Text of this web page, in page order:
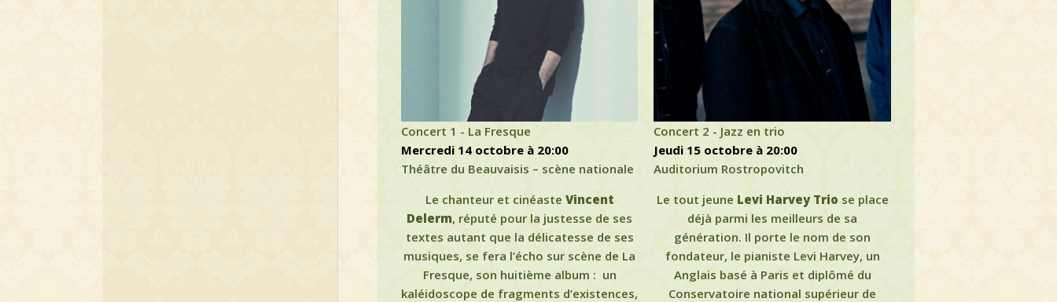
Concert 1 - La Fresque
mercredi 14 octobre à 20:00
Théâtre du Beauvaisis – scène nationale
Le chanteur et cinéaste Vincent
Delerm, réputé pour la justesse de ses
textes autant que la délicatesse de ses
musiques, se fera l’écho sur scène de La
Fresque, son huitième album : un
kaléidoscope de fragments d’existences,
Concert 2 - Jazz en trio
jeudi 15 octobre à 20:00
Auditorium Rostropovitch
Le tout jeune Levi Harvey Trio se place
déjà parmi les meilleurs de sa
génération. Il porte le nom de son
fondateur, le pianiste Levi Harvey, un
Anglais basé à Paris et diplômé du
Conservatoire national supérieur de